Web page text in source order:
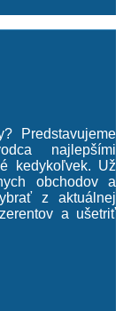
Predstavujeme
najlepšími
kedykoľvek. Už
obchodov a
z aktuálnej
a ušetriť